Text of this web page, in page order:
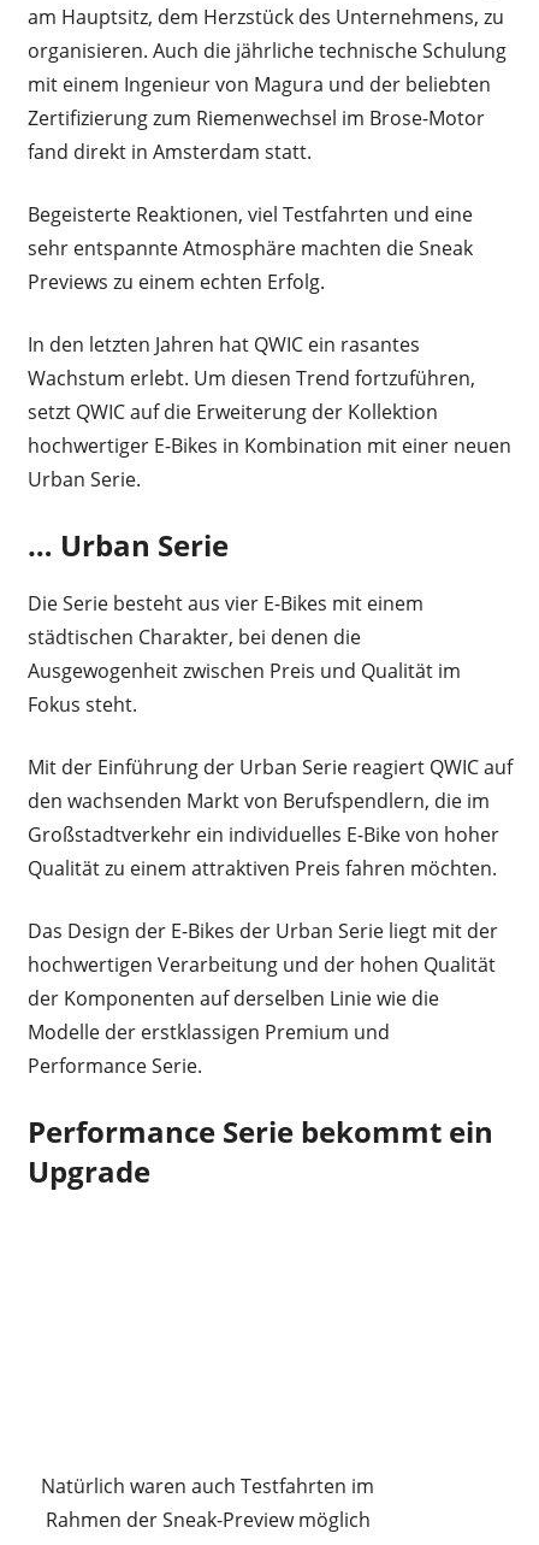
am Hauptsitz, dem Herzstück des Unternehmens, zu
organisieren. Auch die jährliche technische Schulung
mit einem Ingenieur von Magura und der beliebten
Zertifizierung zum Riemenwechsel im Brose-Motor
fand direkt in Amsterdam statt.
Begeisterte Reaktionen, viel Testfahrten und eine
sehr entspannte Atmosphäre machten die Sneak
Previews zu einem echten Erfolg.
In den letzten Jahren hat QWIC ein rasantes
Wachstum erlebt. Um diesen Trend fortzuführen,
setzt QWIC auf die Erweiterung der Kollektion
hochwertiger E-Bikes in Kombination mit einer neuen
Urban Serie.
… Urban Serie
Die Serie besteht aus vier E-Bikes mit einem
städtischen Charakter, bei denen die
Ausgewogenheit zwischen Preis und Qualität im
Fokus steht.
Mit der Einführung der Urban Serie reagiert QWIC auf
den wachsenden Markt von Berufspendlern, die im
Großstadtverkehr ein individuelles E-Bike von hoher
Qualität zu einem attraktiven Preis fahren möchten.
Das Design der E-Bikes der Urban Serie liegt mit der
hochwertigen Verarbeitung und der hohen Qualität
der Komponenten auf derselben Linie wie die
Modelle der erstklassigen Premium und
Performance Serie.
Performance Serie bekommt ein
Upgrade
Natürlich waren auch Testfahrten im
Rahmen der Sneak-Preview möglich